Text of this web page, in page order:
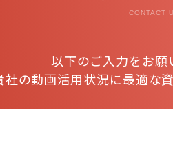
CONTACT
以下のご入力をお願
社の動画活用状況に最適な